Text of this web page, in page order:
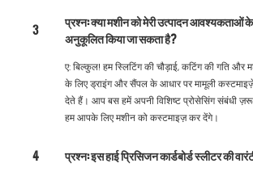
3
प्रश्न: क्या मशीन को मेरी उत्पादन आवश्यकताओं
अनुकूलित किया जा सकता है?
ए: बिल्कुल! हम स्लिटिंग की चौड़ाई, कटिंग की गति
के लिए ड्राइंग और सैंपल के आधार पर मामूली
देते हैं। आप बस हमें अपनी विशिष्ट प्रोसेसिंग संबंधी
हम आपके लिए मशीन को कस्टमाइज़ कर देंगे।
4 प्रश्न: इस हाई प्रिसिजन कार्डबोर्ड स्लीटर की